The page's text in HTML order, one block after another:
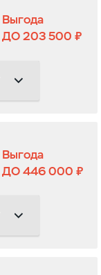
Выгода
ДО 203 500 ₽
Выгода
ДО 446 000 ₽